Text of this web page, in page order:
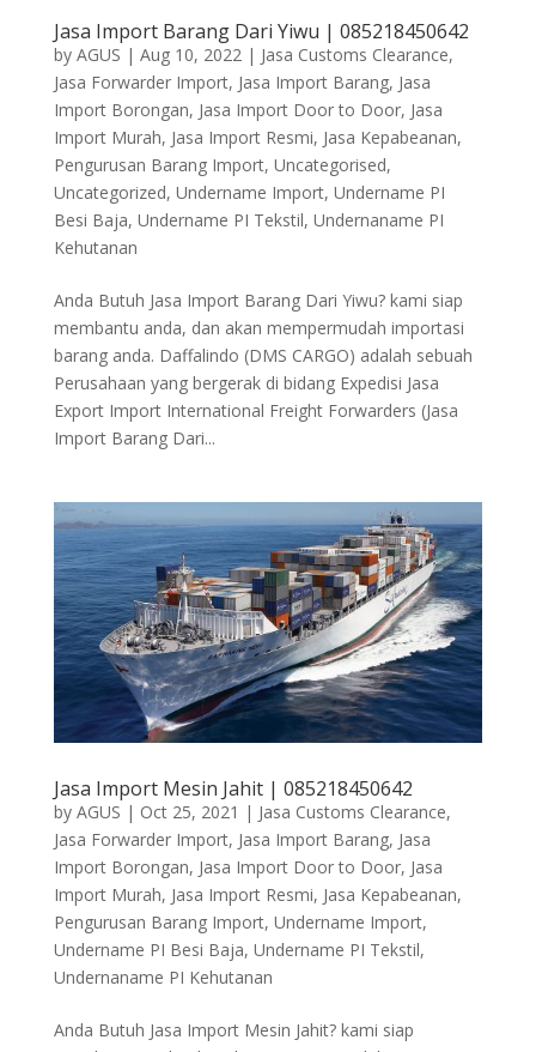
Jasa Import Barang Dari Yiwu | 085218450642
by AGUS | Aug 10, 2022 | Jasa Customs Clearance,
Jasa Forwarder Import, Jasa Import Barang, Jasa
Import Borongan, Jasa Import Door to Door, Jasa
Import Murah, Jasa Import Resmi, Jasa Kepabeanan,
Pengurusan Barang Import, Uncategorised,
Uncategorized, Undername Import, Undername PI
Besi Baja, Undername PI Tekstil, Undernaname PI
Kehutanan
Anda Butuh Jasa Import Barang Dari Yiwu? kami siap
membantu anda, dan akan mempermudah importasi
barang anda. Daffalindo (DMS CARGO) adalah sebuah
Perusahaan yang bergerak di bidang Expedisi Jasa
Export Import International Freight Forwarders (Jasa
Import Barang Dari...
Jasa Import Mesin Jahit | 085218450642
by AGUS | Oct 25, 2021 | Jasa Customs Clearance,
Jasa Forwarder Import, Jasa Import Barang, Jasa
Import Borongan, Jasa Import Door to Door, Jasa
Import Murah, Jasa Import Resmi, Jasa Kepabeanan,
Pengurusan Barang Import, Undername Import,
Undername PI Besi Baja, Undername PI Tekstil,
Undernaname PI Kehutanan
Anda Butuh Jasa Import Mesin Jahit? kami siap